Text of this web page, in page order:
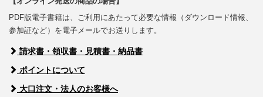
PDF版電子書籍は、ご利用にあたって必要な情報（ダウンロード情報、
参加証など）を電子メールでお送りします。
請求書・領収書・見積書・納品書
ポイントについて
大口注文・法人のお客様へ